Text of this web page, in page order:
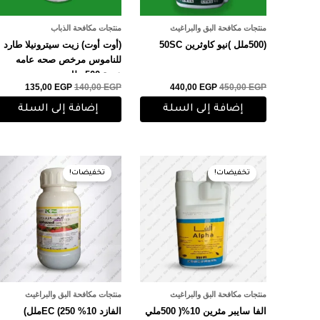
منتجات مكافحة البق والبراغيث
(500ملل )نيو كاوثرين 50SC
450,00EGP
440,00 EGP
إضافة إلى السلة
منتجات مكافحة الذباب
(أوت أوت) زيت سيترونيلا طارد
للناموس مرخص صحه عامه
عبوة 500 ملل
140,00EGP
135,00 EGP
إضافة إلى السلة
تخفيضات!
منتجات مكافحة البق والبراغيث
الفا سايبر مثرين 10%( 500ملي
السعر
الأصلي
هو:
400,00 EGP.
السعر
تخفيضات!
منتجات مكافحة البق والبراغيث
الفازد 10% EC (250ملل)
السعر
الأصلي
هو:
185,00 EGP.
السعر
الحالي
هو:
180,00 EGP.